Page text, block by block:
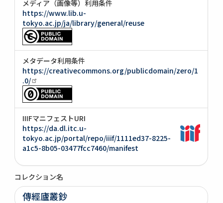
メディア（画像等）利用条件
https://www.lib.u-
tokyo.ac.jp/ja/library/general/reuse
メタデータ利用条件
https://creativecommons.org/publicdomain/zero/1
.0/
IIIFマニフェストURI
https://da.dl.itc.u-
tokyo.ac.jp/portal/repo/iiif/1111ed37-8225-
a1c5-8b05-03477fcc7460/manifest
コレクション名
傳經廬叢鈔